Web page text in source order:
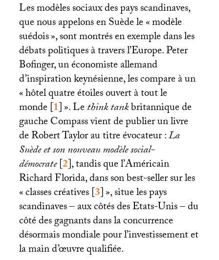
Les modèles sociaux des pays scandinaves,
que nous appelons en Suède le «modèle
suédois», sont montrés en exemple dans les
débats politiques à travers l’Europe. Peter
Bofinger, un économiste allemand
d’inspiration keynésienne, les compare à un
«hôtel quatre étoiles ouvert à tout le
monde[1]». Lethink tankbritannique de
gauche Compass vient de publier un livre
de Robert Taylor au titre évocateur :La
Suède et son nouveau modèle social-
démocrate[2], tandis que l’Américain
Richard Florida, dans son best-seller sur les
«classes créatives[3]», situe les pays
scandinaves – aux côtés des Etats-Unis – du
côté des gagnants dans la concurrence
désormais mondiale pour l’investissement et
la main d’œuvre qualifiée.